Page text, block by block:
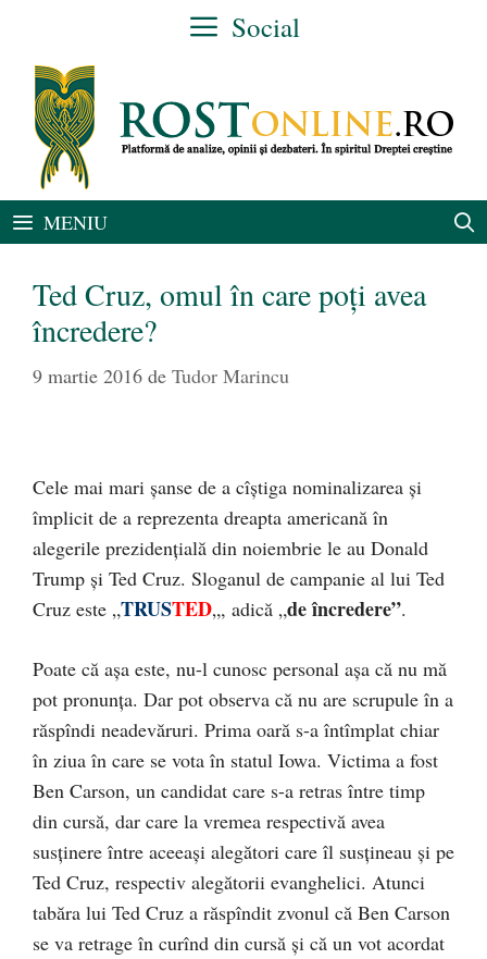
conținut
Social
MENIU
Ted Cruz, omul în care poți avea
încredere?
9 martie 2016 de Tudor Marincu
Cele mai mari șanse de a cîștiga nominalizarea și
împlicit de a reprezenta dreapta americană în
alegerile prezidențială din noiembrie le au Donald
Trump și Ted Cruz. Sloganul de campanie al lui Ted
Cruz este „TRUSTED„, adică „de încredere”.
Poate că așa este, nu-l cunosc personal așa că nu mă
pot pronunța. Dar pot observa că nu are scrupule în a
răspîndi neadevăruri. Prima oară s-a întîmplat chiar
în ziua în care se vota în statul Iowa. Victima a fost
Ben Carson, un candidat care s-a retras între timp
din cursă, dar care la vremea respectivă avea
susținere între aceeași alegători care îl susțineau și pe
Ted Cruz, respectiv alegătorii evanghelici. Atunci
tabăra lui Ted Cruz a răspîndit zvonul că Ben Carson
se va retrage în curînd din cursă și că un vot acordat